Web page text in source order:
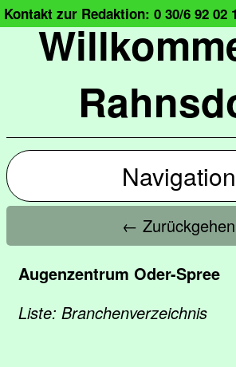
Kontakt zur Redaktion: 0 30/6 92 02
Navigation
← Zurückgehen
Augenzentrum Oder-Spree
Liste: Branchenverzeichnis